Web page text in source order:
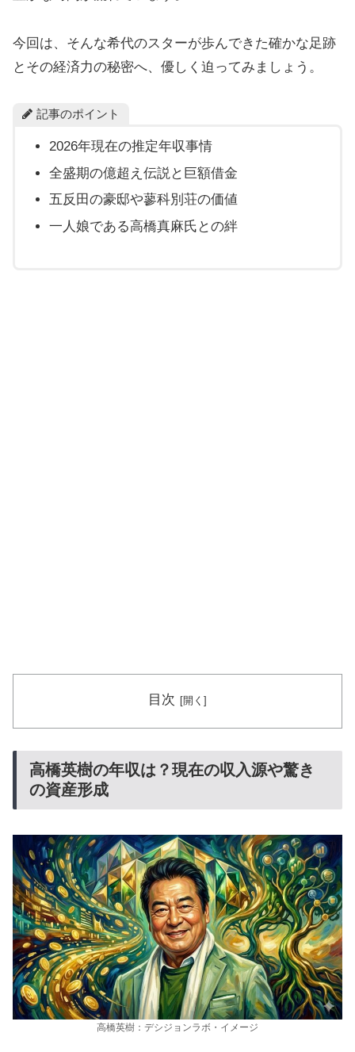
今回は、そんな希代のスターが歩んできた確かな足跡
とその経済力の秘密へ、優しく迫ってみましょう。
記事のポイント
2026年現在の推定年収事情
全盛期の億超え伝説と巨額借金
五反田の豪邸や蓼科別荘の価値
一人娘である高橋真麻氏との絆
目次
高橋英樹の年収は？現在の収入源や驚き
の資産形成
高橋英樹：デシジョンラボ・イメージ